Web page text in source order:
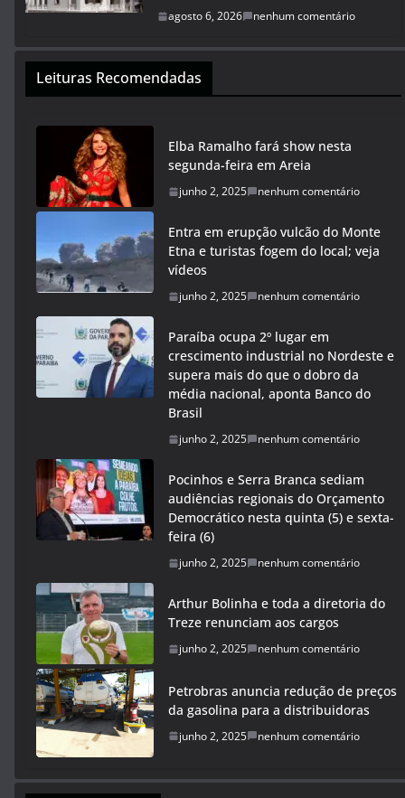
agosto 6, 2026 nenhum comentário
Leituras Recomendadas
Elba Ramalho fará show nesta
segunda-feira em Areia
junho 2, 2025 nenhum comentário
Entra em erupção vulcão do Monte
Etna e turistas fogem do local; veja
vídeos
junho 2, 2025 nenhum comentário
Paraíba ocupa 2º lugar em
crescimento industrial no Nordeste e
supera mais do que o dobro da
média nacional, aponta Banco do
Brasil
junho 2, 2025 nenhum comentário
Pocinhos e Serra Branca sediam
audiências regionais do Orçamento
Democrático nesta quinta (5) e sexta-
feira (6)
junho 2, 2025 nenhum comentário
Arthur Bolinha e toda a diretoria do
Treze renunciam aos cargos
junho 2, 2025 nenhum comentário
Petrobras anuncia redução de preços
da gasolina para a distribuidoras
junho 2, 2025 nenhum comentário